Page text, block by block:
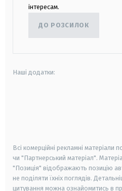
інтересам.
ДО РОЗСИЛОК
Наші додатки:
Всі комерційні рекламні матеріали
чи "Партнерський матеріал".
"Позиція" відображають позицію
не поділяти їхніх поглядів.
цитування можна ознайомитись в